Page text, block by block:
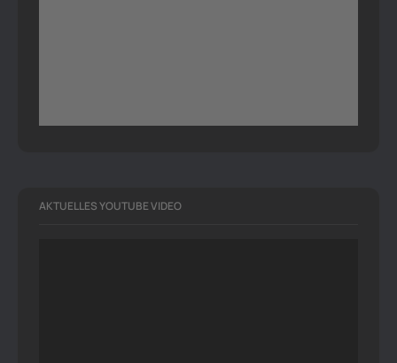
AKTUELLES YOUTUBE VIDEO